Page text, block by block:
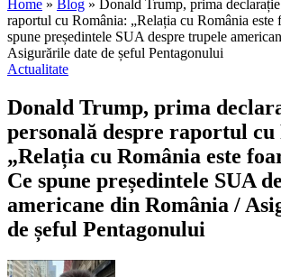
Home » Blog »
Donald Trump, prima
raportul cu România: „Relația cu România este
spune președintele SUA despre trupele
Asigurările date de șeful Pentagonului
Actualitate
Donald Trump, prima
personală despre raportul cu
„Relația cu România este
Ce spune președintele SUA
americane din România /
de șeful Pentagonului